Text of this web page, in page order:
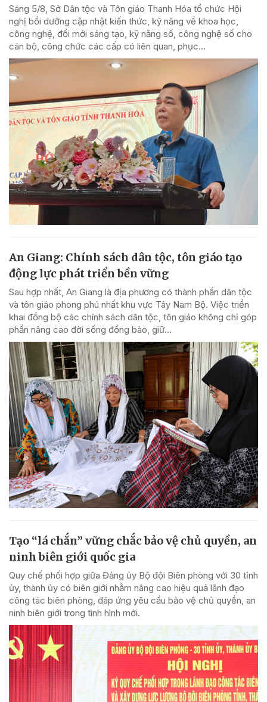
Sáng 5/8, Sở Dân tộc và Tôn giáo Thanh Hóa tổ chức Hội
nghị bồi dưỡng cập nhật kiến thức, kỹ năng về khoa học,
công nghệ, đổi mới sáng tạo, kỹ năng số, công nghệ số cho
cán bộ, công chức các cấp có liên quan, phục...
An Giang: Chính sách dân tộc, tôn giáo tạo
động lực phát triển bền vững
Sau hợp nhất, An Giang là địa phương có thành phần dân tộc
và tôn giáo phong phú nhất khu vực Tây Nam Bộ. Việc triển
khai đồng bộ các chính sách dân tộc, tôn giáo không chỉ góp
phần nâng cao đời sống đồng bào, giữ...
Tạo “lá chắn” vững chắc bảo vệ chủ quyền, an
ninh biên giới quốc gia
Quy chế phối hợp giữa Đảng ủy Bộ đội Biên phòng với 30 tỉnh
ủy, thành ủy có biên giới nhằm nâng cao hiệu quả lãnh đạo
công tác biên phòng, đáp ứng yêu cầu bảo vệ chủ quyền, an
ninh biên giới trong tình hình mới.